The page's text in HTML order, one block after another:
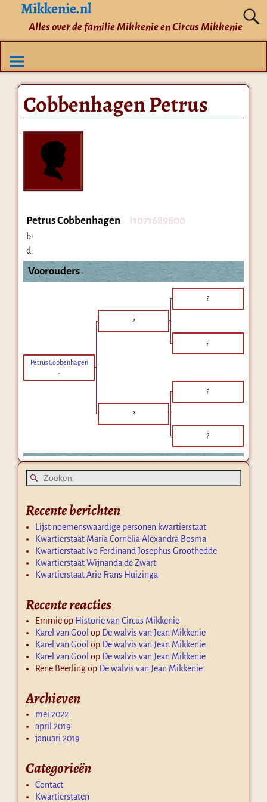
Mikkenie.nl
Alles over de familie Mikkenie en Circus Mikkenie
Cobbenhagen Petrus
Petrus Cobbenhagen I1071689800
b:
d:
Voorouders
?
?
?
Petrus Cobbenhagen
-
?
?
?
Recente berichten
Lijst noemenswaardige personen kwartierstaat
Kwartierstaat Maria Cornelia Alexandra Bosma
Kwartierstaat Ivo Ferdinand Josephus Groothedde
Kwartierstaat Wijnanda de Zwart
Kwartierstaat Arie Frans Huizinga
Recente reacties
Emmieop Historie van Circus Mikkenie
Karel van Gool op De walvis van Jean Mikkenie
Karel van Gool op De walvis van Jean Mikkenie
Karel van Gool op De walvis van Jean Mikkenie
Rene Beerlingop De walvis van Jean Mikkenie
Archieven
mei 2022
april 2019
januari 2019
Categorieën
Contact
Kwartierstaten